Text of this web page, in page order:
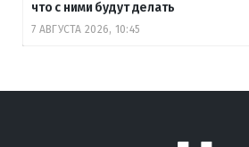
что с ними будут делать
7 АВГУСТА 2026, 10:45